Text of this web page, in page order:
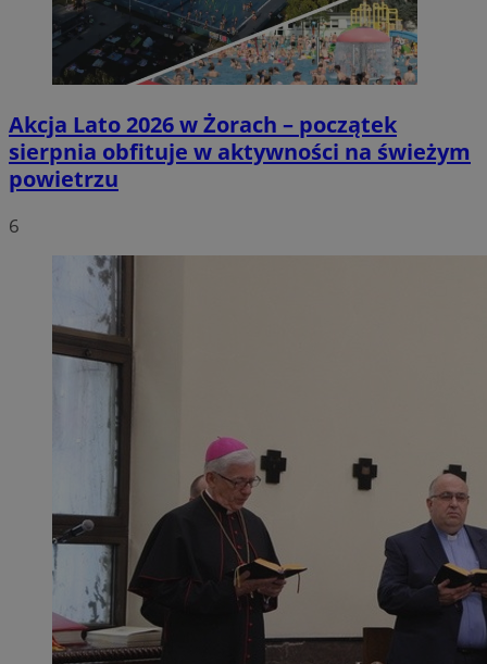
Akcja Lato 2026 w Żorach – początek
sierpnia obfituje w aktywności na świeżym
powietrzu
6